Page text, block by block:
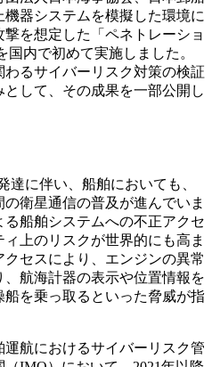
器システムを模擬した環境に
を想定した「ペネトレーショ
内で初めて実施しました。
るサイバーリスク対策の検証
して、その成果を一部公開し
達に伴い、船舶においても、
衛星通信の普及が進んでいま
船舶システムへの不正アクセ
上のリスクが世界的にも高ま
セスにより、エンジンの異常
航海計器の表示や位置情報を
を乗っ取るといった脅威が指
運航におけるサイバーリスク管